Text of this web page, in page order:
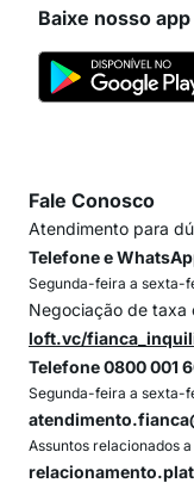
Baixe nosso app
Fale Conosco
Atendimento para
Telefone e
Segunda-feira a sexta-
Negociação de taxa
loft.vc/
Telefone 0800 001
Segunda-feira a sexta-
Assuntos relacionados